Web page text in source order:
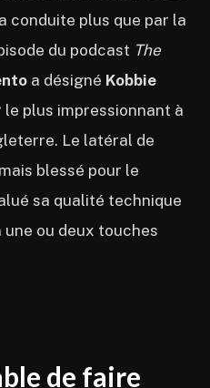
conduite plus que par la
du podcast The
a désigné Kobbie
plus impressionnant à
Le latéral de
blessé pour le
sa qualité technique
ou deux touches
de faire